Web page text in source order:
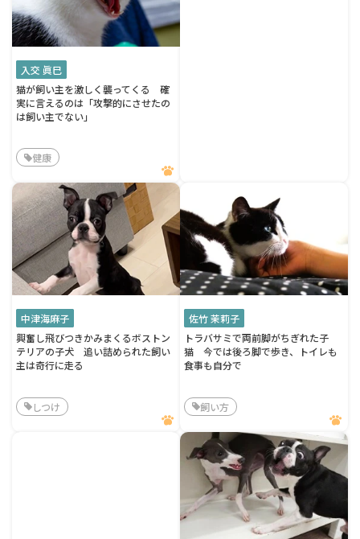
入交 眞巳
猫が飼い主を激しく襲ってくる 確
実に言えるのは「攻撃的にさせたの
は飼い主でない」
健康
中津海麻子
興奮し飛びつきかみまくるボストン
テリアの子犬 追い詰められた飼い
主は奇行に走る
しつけ
佐竹 茉莉子
トラバサミで両前脚がちぎれた子
猫 今では後ろ脚で歩き、トイレも
食事も自分で
飼い方